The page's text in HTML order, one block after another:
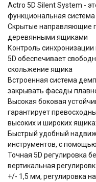
Actro 5D Silent System -
функциональная
Скрытые направляющие
деревянными ящиками
Контроль
5D обеспечивает
скольжение ящика
Встроенная система
закрывать фасады
Высокая боковая
гарантирует
высоких и широких
Быстрый удобный
инструментов, с
Точная 5D регулировка
вертикальная
+/- 1,5 мм, регулировка